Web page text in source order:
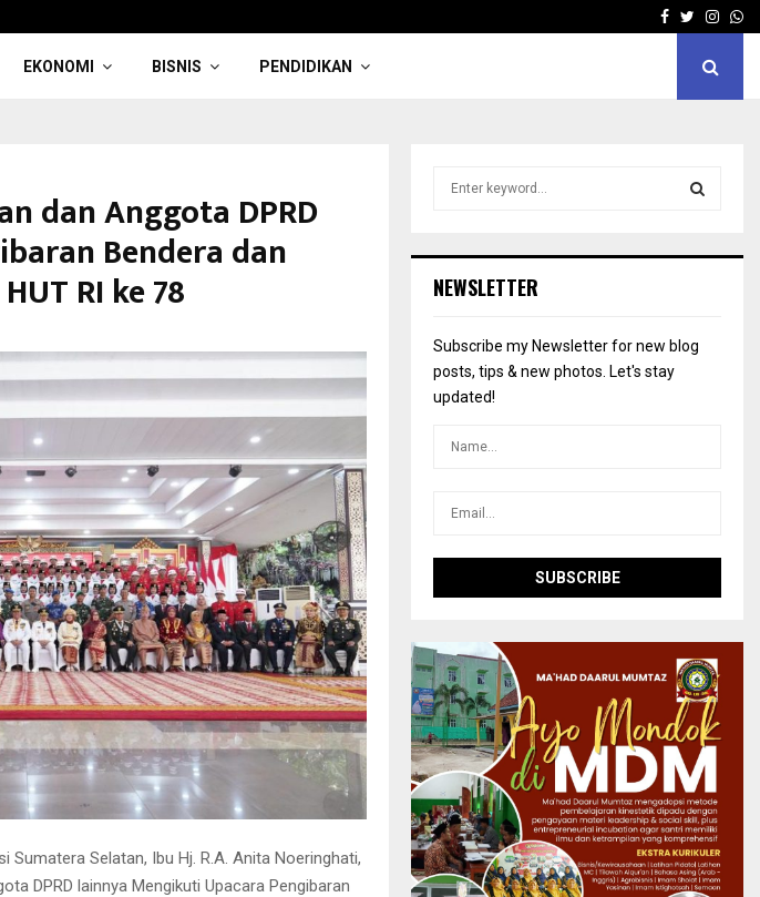
Facebook
Twitter
EKONOMI BISNIS PENDIDIKAN
dan Anggota DPRD
Bendera dan
RI ke 78
Sumatera Selatan, Ibu Hj. R.A. Anita Noeringhati,
DPRD lainnya Mengikuti Upacara Pengibaran
h
o
NEWSLETTER
Subscribe my Newsletter for new blog
posts, tips & new photos. Let's stay
updated!